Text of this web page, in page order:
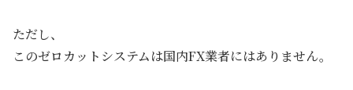
ただし、
このゼロカットシステムは国内FX業者にはありません。